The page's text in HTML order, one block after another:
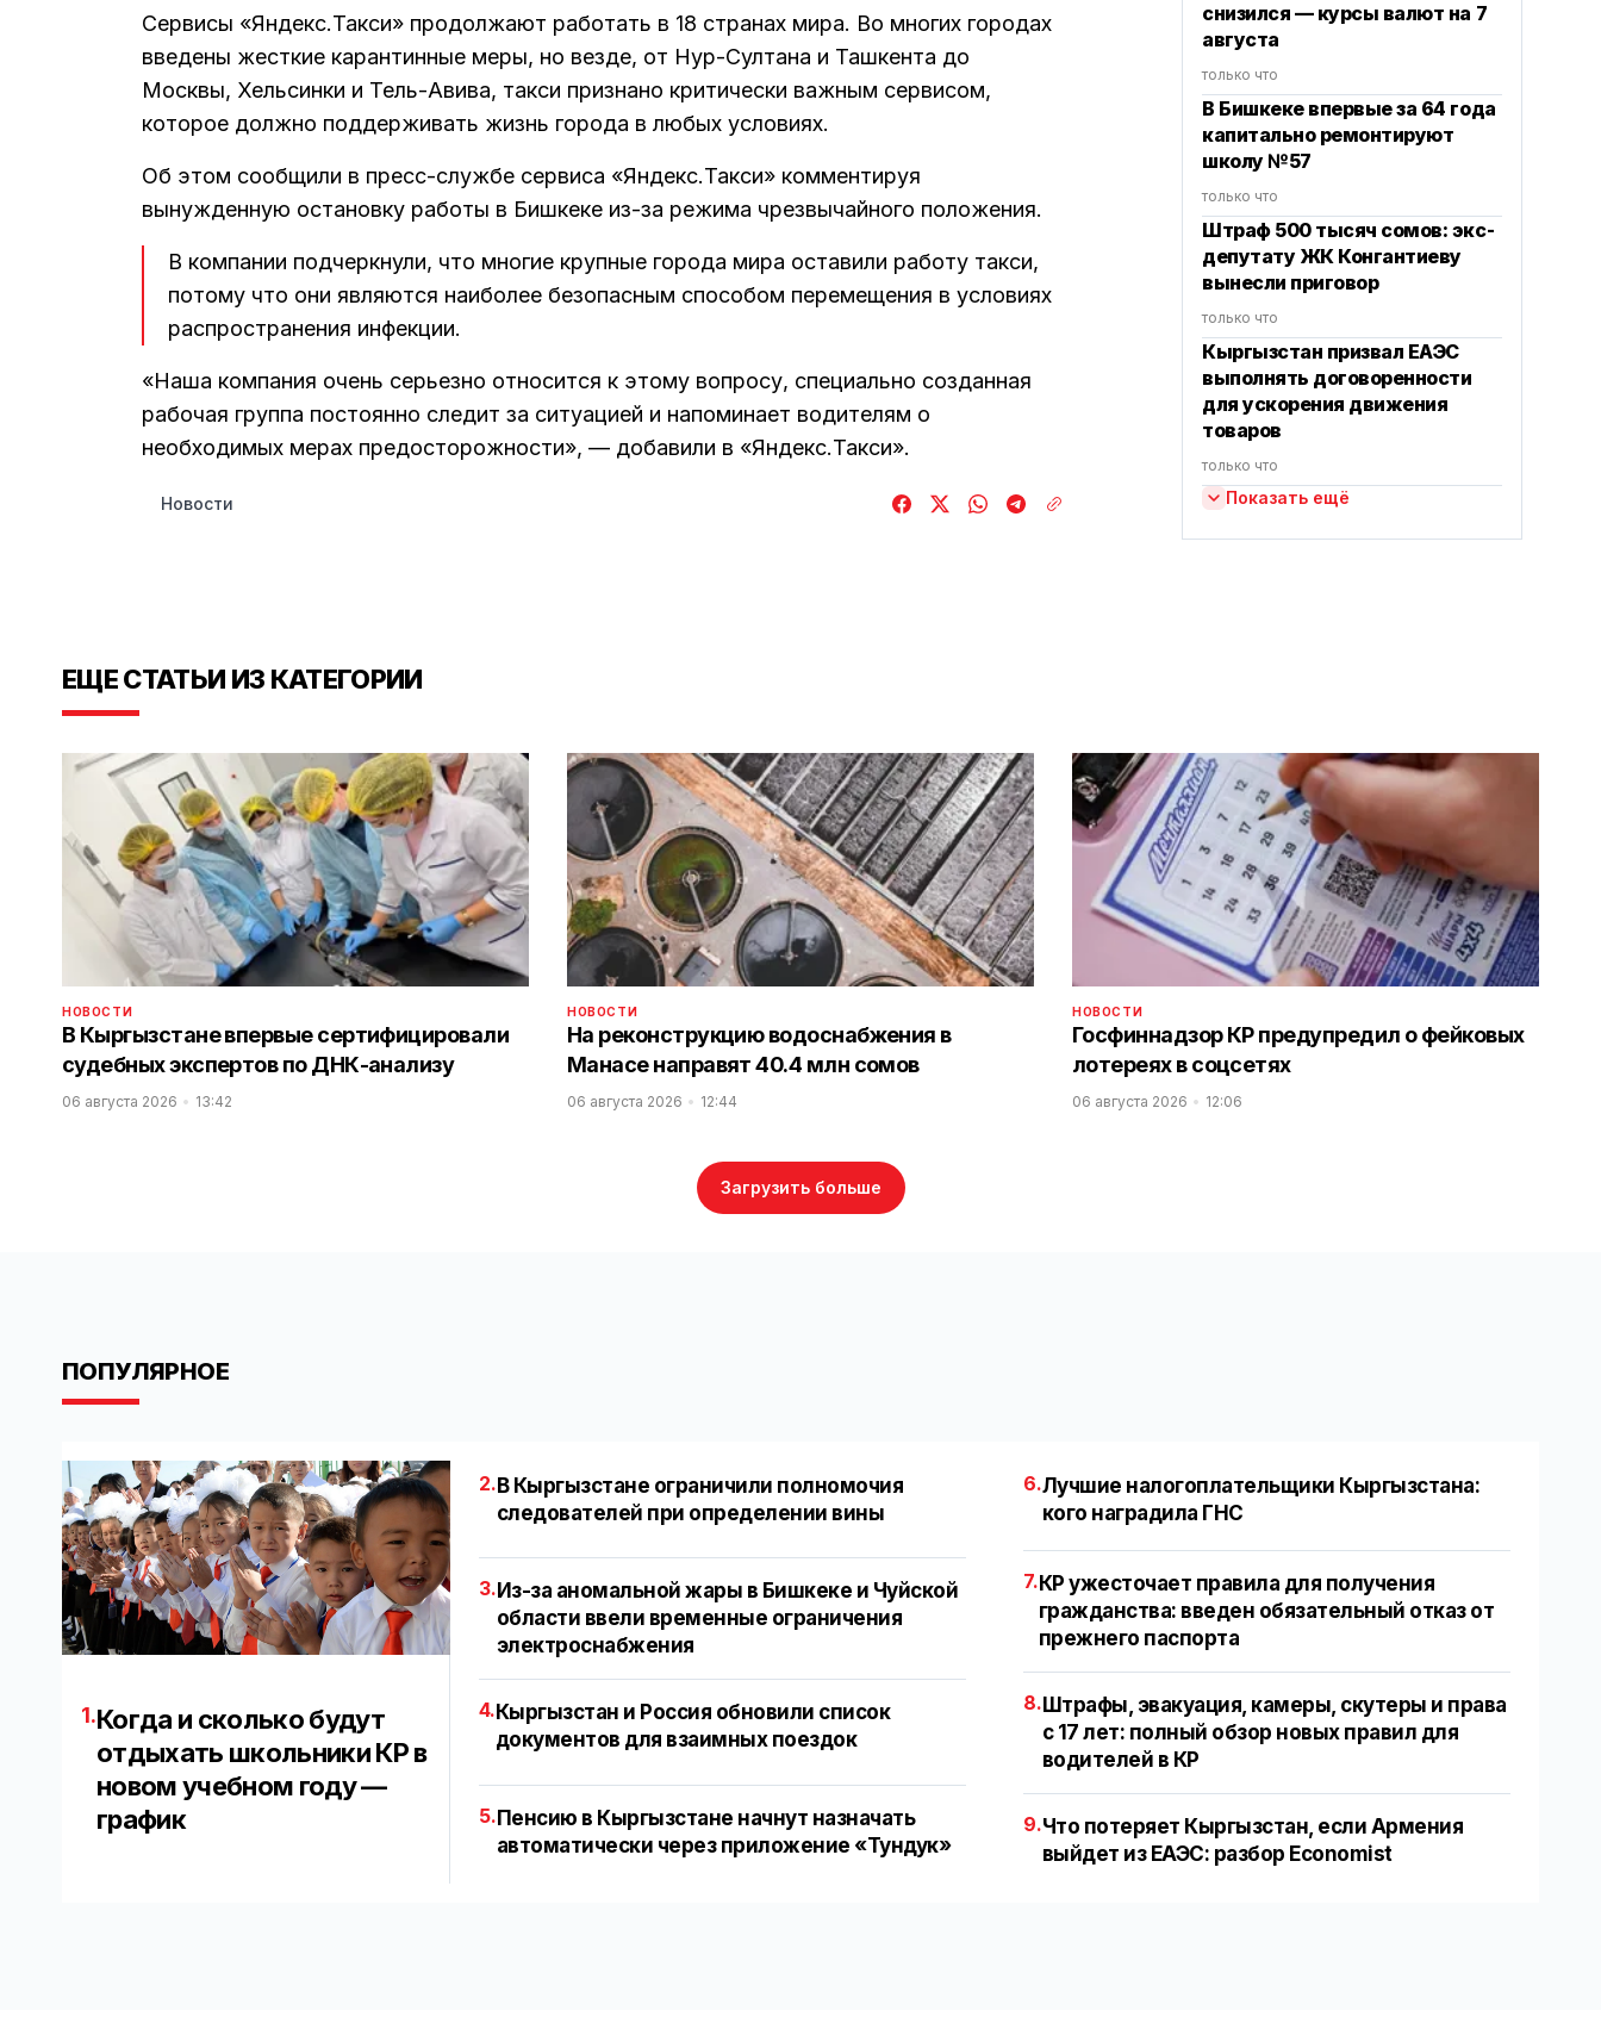
Сервисы «Яндекс.Такси» продолжают работать в 18 странах мира. Во многих городах
введены жесткие карантинные меры, но везде, от Нур-Султана и Ташкента до
Москвы, Хельсинки и Тель-Авива, такси признано критически важным сервисом,
которое должно поддерживать жизнь города в любых условиях.
Об этом сообщили в пресс-службе сервиса «Яндекс.Такси» комментируя
вынужденную остановку работы в Бишкеке из-за режима чрезвычайного положения.
В компании подчеркнули, что многие крупные города мира оставили работу такси,
потому что они являются наиболее безопасным способом перемещения в условиях
распространения инфекции.
«Наша компания очень серьезно относится к этому вопросу, специально созданная
рабочая группа постоянно следит за ситуацией и напоминает водителям о
необходимых мерах предосторожности», — добавили в «Яндекс.Такси».
Новости
снизился — курсы валют на 7
августа
только что
В Бишкеке впервые за 64 года
капитально ремонтируют
школу №57
только что
Штраф 500 тысяч сомов: экс-
депутату ЖК Конгантиеву
вынесли приговор
только что
Кыргызстан призвал ЕАЭС
выполнять договоренности
для ускорения движения
товаров
только что
Показать ещё
ЕЩЕ СТАТЬИ ИЗ КАТЕГОРИИ
НОВОСТИ
В Кыргызстане впервые сертифицировали
судебных экспертов по ДНК-анализу
06 августа 2026 13:42
НОВОСТИ
На реконструкцию водоснабжения в
Манасе направят 40.4 млн сомов
06 августа 2026 12:44
НОВОСТИ
Госфиннадзор КР предупредил о фейковых
лотереях в соцсетях
06 августа 2026 12:06
Загрузить больше
ПОПУЛЯРНОЕ
1.Когда и сколько будут
отдыхать школьники КР в
новом учебном году —
график
2.В Кыргызстане ограничили полномочия
следователей при определении вины
3. Из-за аномальной жары в Бишкеке и Чуйской
области ввели временные ограничения
электроснабжения
4. Кыргызстан и Россия обновили список
документов для взаимных поездок
5.Пенсию в Кыргызстане начнут назначать
автоматически через приложение «Тундук»
6.Лучшие налогоплательщики Кыргызстана:
кого наградила ГНС
7.КР ужесточает правила для получения
гражданства: введен обязательный отказ от
прежнего паспорта
8.Штрафы, эвакуация, камеры, скутеры и права
с 17 лет: полный обзор новых правил для
водителей в КР
9.Что потеряет Кыргызстан, если Армения
выйдет из ЕАЭС: разбор Economist